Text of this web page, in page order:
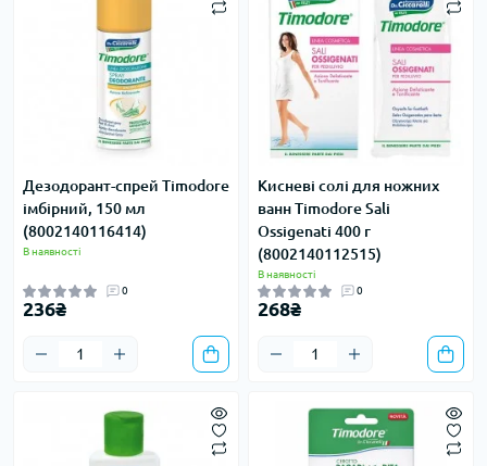
Дезодорант-спрей Timodore
імбірний, 150 мл
(8002140116414)
В наявності
0
236₴
Кисневі солі для ножних
ванн Timodore Sali
Ossigenati 400 г
(8002140112515)
В наявності
0
268₴